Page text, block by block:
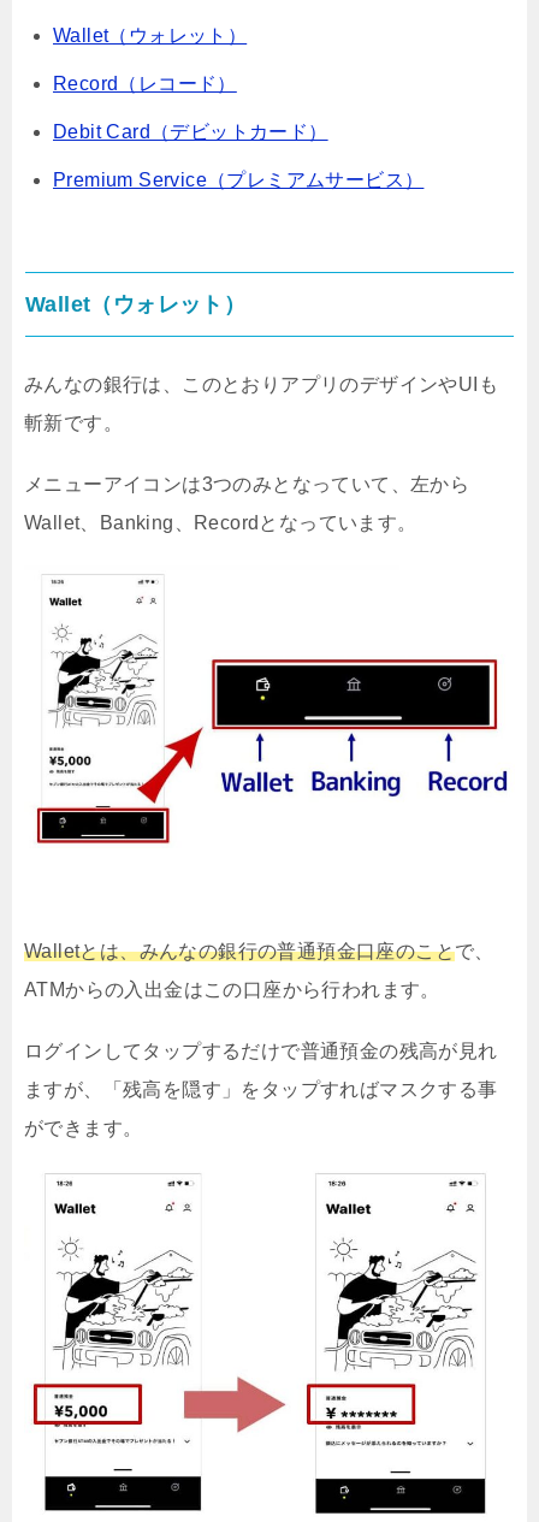
Wallet（ウォレット）
Record（レコード）
Debit Card（デビットカード）
Premium Service（プレミアムサービス）
Wallet（ウォレット）
みんなの銀行は、このとおりアプリのデザインやUIも
斬新です。
メニューアイコンは3つのみとなっていて、左から
Wallet、Banking、Recordとなっています。
Walletとは、みんなの銀行の普通預金口座のことで、
ATMからの入出金はこの口座から行われます。
ログインしてタップするだけで普通預金の残高が見れ
ますが、「残高を隠す」をタップすればマスクする事
ができます。